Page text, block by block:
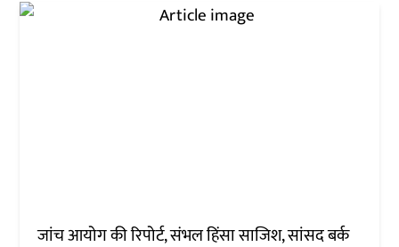
जांच आयोग की रिपोर्ट, संभल हिंसा साजिश, सांसद बर्क